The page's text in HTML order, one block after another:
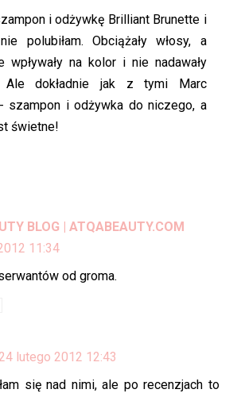
i odżywkę Brilliant Brunette i
polubiłam. Obciążały włosy, a
wpływały na kolor i nie nadawały
Ale dokładnie jak z tymi Marc
szampon i odżywka do niczego, a
świetne!
BLOG | ATQABEAUTY.COM
11:34
od groma.
lutego 2012 12:43
się nad nimi, ale po recenzjach to